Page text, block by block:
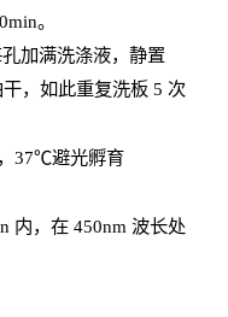
min。
加满洗涤液，静置
干，如此重复洗板 5 次
37℃避光孵育
内，在450nm 波长处